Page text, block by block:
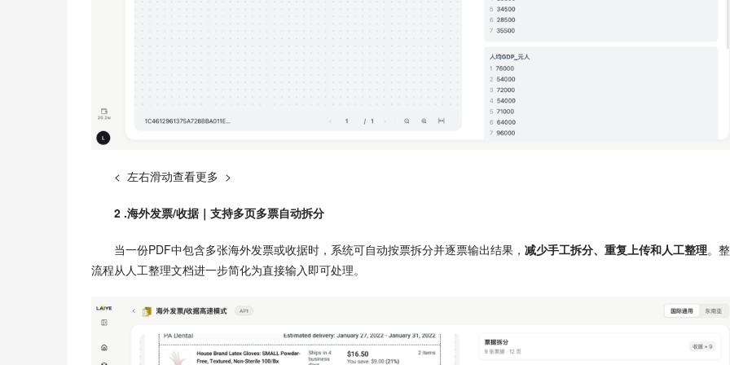
<  左右滑动查看更多  >
2 .海外发票/收据｜支持多页多票自动拆分
当一份PDF中包含多张海外发票或收据时，系统可自动按票拆分并逐票输出结果， 减少手工拆分、重复上传和人工整理。
流程从人工整理文档进一步简化为直接输入即可处理。